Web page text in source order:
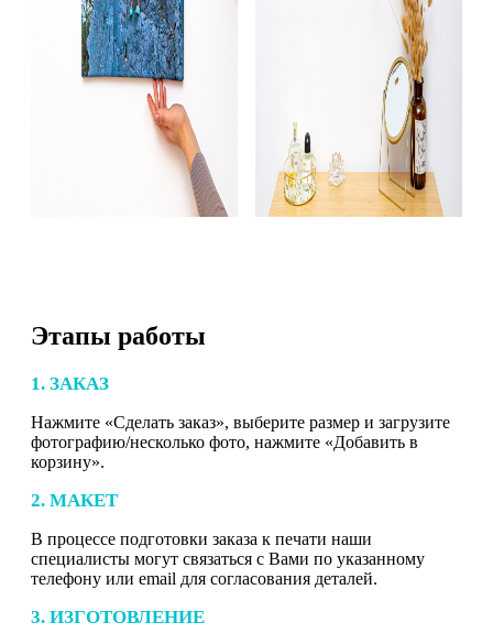
Этапы работы
1. ЗАКАЗ
Нажмите «Сделать заказ», выберите размер и загрузите
фотографию/несколько фото, нажмите «Добавить в
корзину».
2. МАКЕТ
В процессе подготовки заказа к печати наши
специалисты могут связаться с Вами по указанному
телефону или email для согласования деталей.
3. ИЗГОТОВЛЕНИЕ